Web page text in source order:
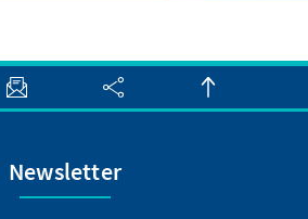
Newsletter